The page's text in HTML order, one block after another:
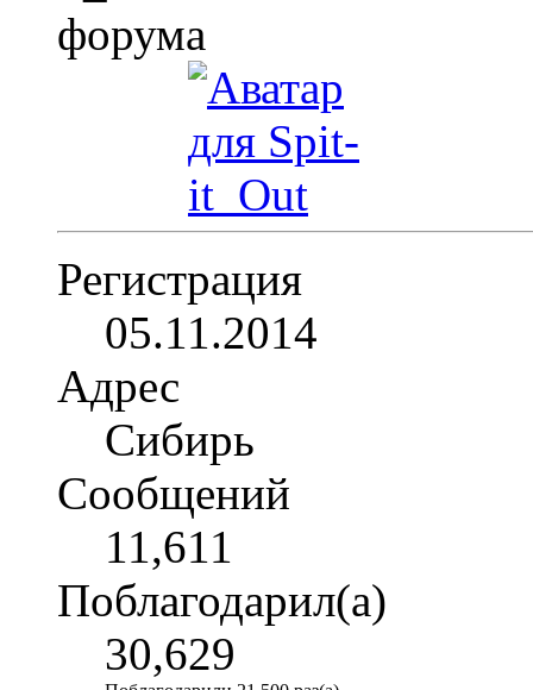
Регистрация
05.11.2014
Адрес
Сибирь
Сообщений
11,611
Поблагодарил(а)
30,629